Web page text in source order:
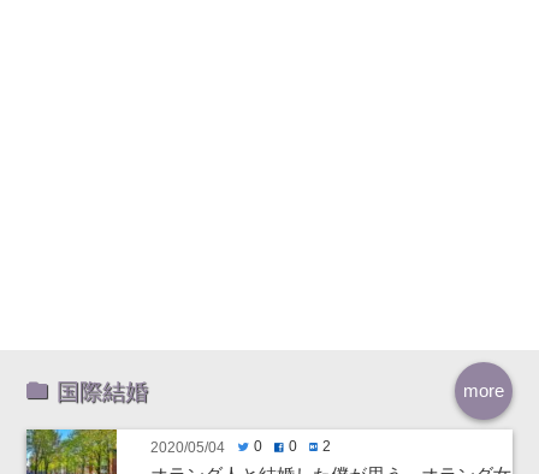
more
国際結婚
2020/05/04 twitter0 facebook0 hatenabookmark2